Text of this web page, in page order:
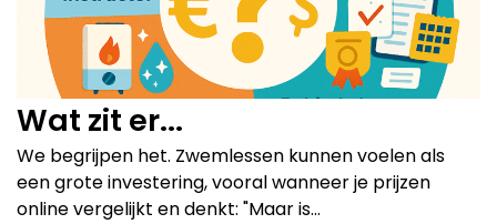
Wat zit er...
We begrijpen het. Zwemlessen kunnen voelen als
een grote investering, vooral wanneer je prijzen
online vergelijkt en denkt: "Maar is...